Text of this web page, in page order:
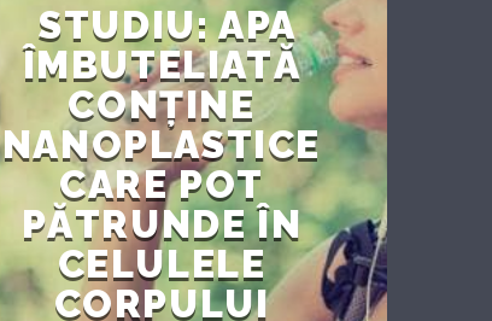
STUDIU: APA
ÎMBUTELIATĂ
CONȚINE
NANOPLASTICE
CARE POT
PĂTRUNDE ÎN
CELULELE
CORPULUI